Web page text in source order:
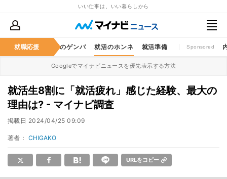
いい仕事は、いい暮らしから
就職応援 仕事のゲンバ 就活のホンネ 就活準備 Sponsored
Googleでマイナビニュースを優先表示する方法
就活生8割に「就活疲れ」感じた経験、最大の
理由は? - マイナビ調査
掲載日 2024/04/25 09:09
著者： CHIGAKO
URLをコピー